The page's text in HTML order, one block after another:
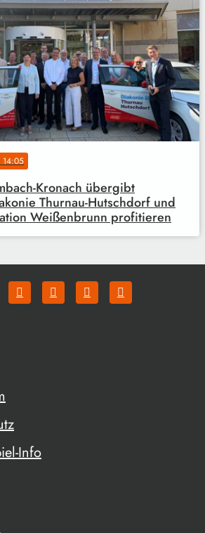
14:05
Kronach übergibt
Thurnau-Hutschdorf und
Weißenbrunn profitieren
Info